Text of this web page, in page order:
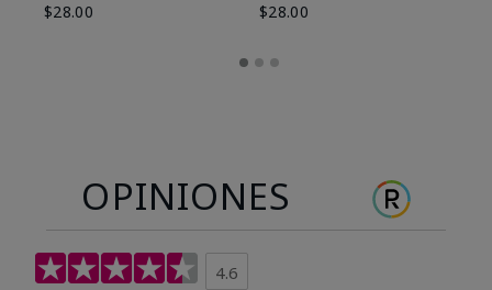
$28.00
$28.00
OPINIONES
4.6